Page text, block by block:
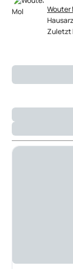
Wouter
Zuletzt